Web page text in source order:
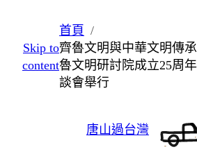
至
主
Skip to
content
首頁
齊魯文明與中華文明傳
魯文明研討院成立25周
談會舉行
唐山過台灣